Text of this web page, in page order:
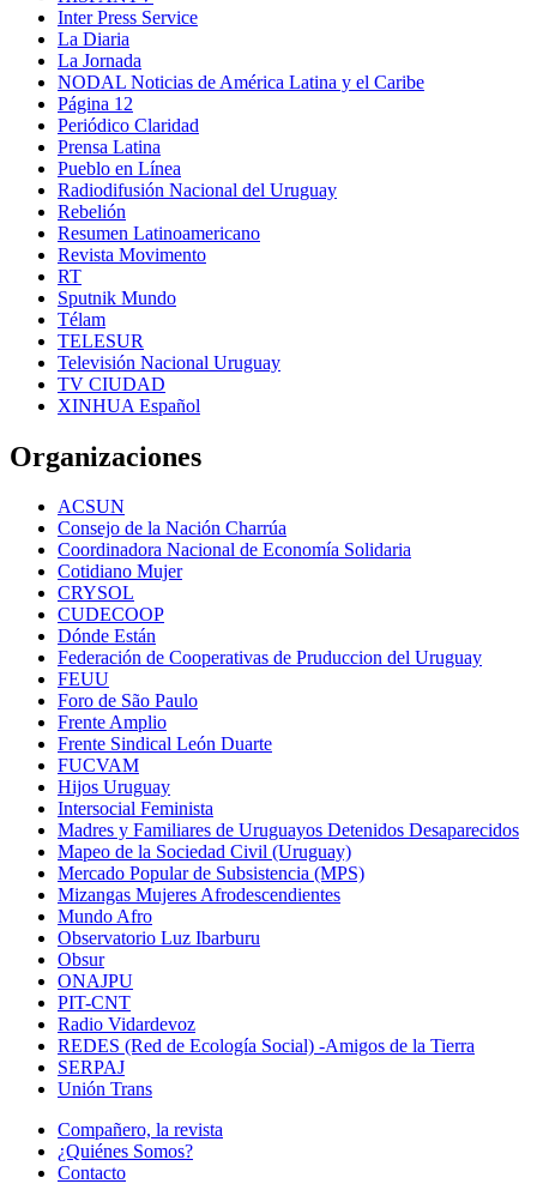
Inter Press Service
La Diaria
La Jornada
NODAL Noticias de América Latina y el Caribe
Página 12
Periódico Claridad
Prensa Latina
Pueblo en Línea
Radiodifusión Nacional del Uruguay
Rebelión
Resumen Latinoamericano
Revista Movimento
RT
Sputnik Mundo
Télam
TELESUR
Televisión Nacional Uruguay
TV CIUDAD
XINHUA Español
Organizaciones
ACSUN
Consejo de la Nación Charrúa
Coordinadora Nacional de Economía Solidaria
Cotidiano Mujer
CRYSOL
CUDECOOP
Dónde Están
Federación de Cooperativas de Pruduccion del Uruguay
FEUU
Foro de São Paulo
Frente Amplio
Frente Sindical León Duarte
FUCVAM
Hijos Uruguay
Intersocial Feminista
Madres y Familiares de Uruguayos Detenidos Desaparecidos
Mapeo de la Sociedad Civil (Uruguay)
Mercado Popular de Subsistencia (MPS)
Mizangas Mujeres Afrodescendientes
Mundo Afro
Observatorio Luz Ibarburu
Obsur
ONAJPU
PIT-CNT
Radio Vidardevoz
REDES (Red de Ecología Social) -Amigos de la Tierra
SERPAJ
Unión Trans
Compañero, la revista
¿Quiénes Somos?
Contacto